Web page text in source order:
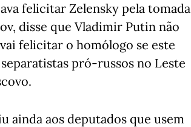
felicitar Zelensky pela tomada
disse que Vladimir Putin não
felicitar o homólogo se este
pró-russos no Leste
ainda aos deputados que usem